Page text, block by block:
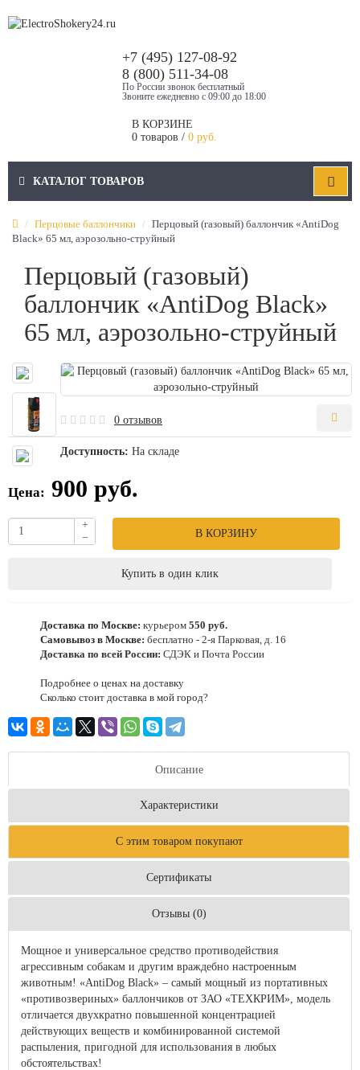
+7 (495) 127-08-92
8 (800) 511-34-08
По России звонок бесплатный
Звоните ежедневно с 09:00 до 18:00
В КОРЗИНЕ
0 товаров / 0 руб.
КАТАЛОГ ТОВАРОВ
Перцовые баллончики
Перцовый (газовый) баллончик «AntiDog
Black» 65 мл, аэрозольно-струйный
Перцовый (газовый)
баллончик «AntiDog Black»
65 мл, аэрозольно-струйный
0 отзывов
Доступность: На складе
Цена: 900 руб.
+
−
В КОРЗИНУ
Купить в один клик
Доставка по Москве: курьером 550 руб.
Самовывоз в Москве: бесплатно - 2-я Парковая, д. 16
Доставка по всей России: СДЭК и Почта России
Подробнее о ценах на доставку
Сколько стоит доставка в мой город?
Описание
Характеристики
С этим товаром покупают
Сертификаты
Отзывы (0)
Мощное и универсальное средство противодействия
агрессивным собакам и другим враждебно настроенным
животным! «AntiDog Black» – самый мощный из портативных
«противозвериных» баллончиков от ЗАО «ТЕХКРИМ», модель
отличается двухкратно повышенной концентрацией
действующих веществ и комбинированной системой
распыления, пригодной для использования в любых
обстоятельствах!